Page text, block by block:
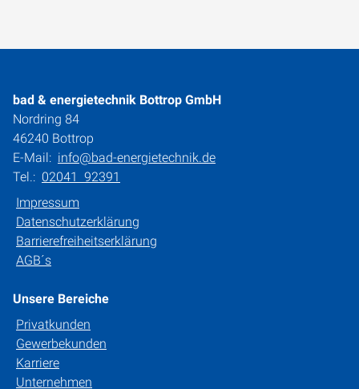
bad & energietechnik Bottrop GmbH
Nordring 84
46240 Bottrop
E-Mail: info@bad-energietechnik.de
Tel.: 02041 92391
Impressum
Datenschutzerklärung
Barrierefreiheitserklärung
AGB´s
Unsere Bereiche
Privatkunden
Gewerbekunden
Karriere
Unternehmen